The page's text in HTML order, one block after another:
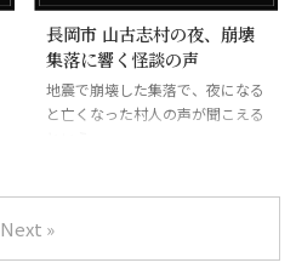
長岡市 山古志村の夜、崩壊
集落に響く怪談の声
地震で崩壊した集落で、夜になる
と亡くなった村人の声が聞こえる
Next »